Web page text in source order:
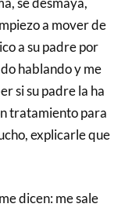
a mover de
a su padre por
hablando y me
si su padre la ha
tratamiento para
explicarle que
dicen: me sale